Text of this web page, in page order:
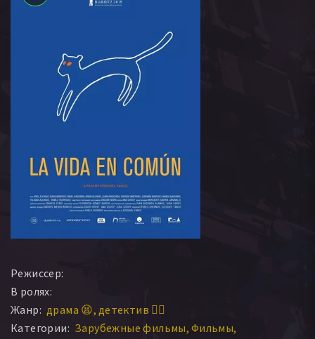
Режиссер:
В ролях:
Жанр: драма 😫 детектив 🕵️‍♂️
Категории: Зарубежные фильмы Фильмы